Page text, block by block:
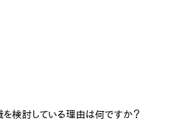
を検討している理由は何ですか？